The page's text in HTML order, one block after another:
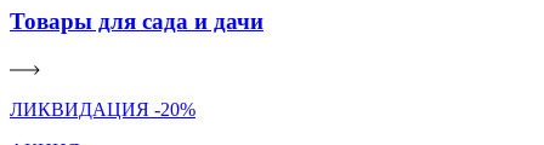
Товары для сада и дачи
ЛИКВИДАЦИЯ -20%